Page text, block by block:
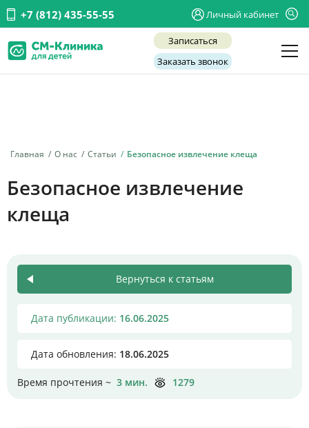
+7 (812) 435-55-55 Личный кабинет
Записаться
Заказать звонок
Главная О нас Статьи Безопасное извлечение клеща
Безопасное извлечение
клеща
Вернуться к статьям
Дата публикации: 16.06.2025
Дата обновления: 18.06.2025
Время прочтения ~ 3 мин. 1279
Услуги
Отзывы